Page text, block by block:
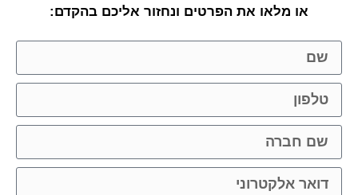
או מלאו את הפרטים ונחזור אליכם בהקדם: